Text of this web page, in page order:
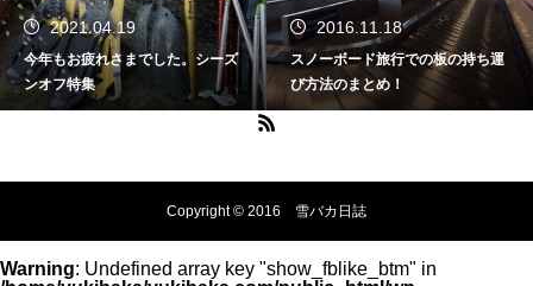
2016.11.18
スノーボード旅行での板の持ち運
び方法のまとめ！
2020.04.15
雪バカ日誌特別編！中の人のスマ
ッシュヒット記事をご紹介しま
す。
Copyright © 2016 雪バカ日誌
Warning: Undefined array key "show_fblike_btm" in